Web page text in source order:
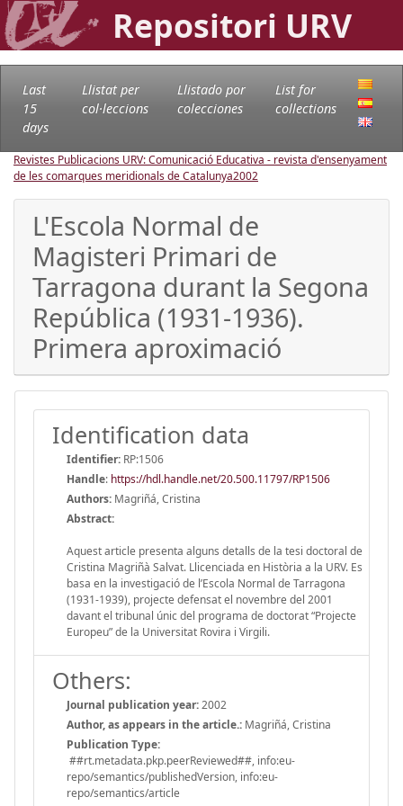
Repositori URV
Last
15
days
Llistat per
col·leccions
Llistado por
colecciones
List for
collections
Revistes Publicacions URV: Comunicació Educativa - revista d'ensenyament
de les comarques meridionals de Catalunya2002
L'Escola Normal de
Magisteri Primari de
Tarragona durant la Segona
República (1931-1936).
Primera aproximació
Identification data
Identifier: RP:1506
Handle: https://hdl.handle.net/20.500.11797/RP1506
Authors: Magriñá, Cristina
Abstract:
Aquest article presenta alguns detalls de la tesi doctoral de
Cristina Magriñà Salvat. Llicenciada en Història a la URV. Es
basa en la investigació de l’Escola Normal de Tarragona
(1931-1939), projecte defensat el novembre del 2001
davant el tribunal únic del programa de doctorat “Projecte
Europeu” de la Universitat Rovira i Virgili.
Others:
Journal publication year:2002
Author, as appears in the article.: Magriñá, Cristina
Publication Type:
##rt.metadata.pkp.peerReviewed##, info:eu-
repo/semantics/publishedVersion, info:eu-
repo/semantics/article